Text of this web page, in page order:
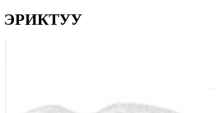
ЭРИКТУУ